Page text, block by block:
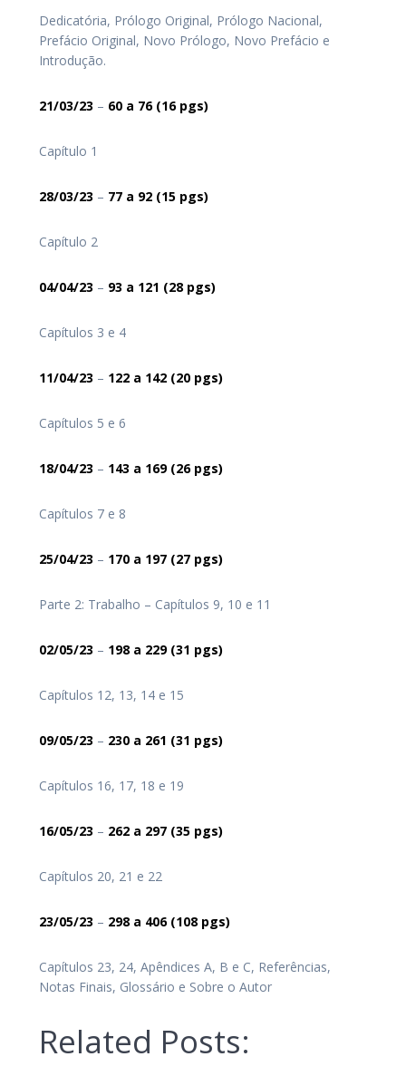
Dedicatória, Prólogo Original, Prólogo Nacional,
Prefácio Original, Novo Prólogo, Novo Prefácio e
Introdução.
21/03/23 – 60 a 76 (16 pgs)
Capítulo 1
28/03/23 – 77 a 92 (15 pgs)
Capítulo 2
04/04/23 – 93 a 121 (28 pgs)
Capítulos 3 e 4
11/04/23 – 122 a 142 (20 pgs)
Capítulos 5 e 6
18/04/23 – 143 a 169 (26 pgs)
Capítulos 7 e 8
25/04/23 – 170 a 197 (27 pgs)
Parte 2: Trabalho – Capítulos 9, 10 e 11
02/05/23 – 198 a 229 (31 pgs)
Capítulos 12, 13, 14 e 15
09/05/23 – 230 a 261 (31 pgs)
Capítulos 16, 17, 18 e 19
16/05/23 – 262 a 297 (35 pgs)
Capítulos 20, 21 e 22
23/05/23 – 298 a 406 (108 pgs)
Capítulos 23, 24, Apêndices A, B e C, Referências,
Notas Finais, Glossário e Sobre o Autor
Related Posts: